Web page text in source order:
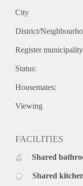
City
District/
Register
Status:
Housemates:
Viewing
FACILITIES
Shared
Shared